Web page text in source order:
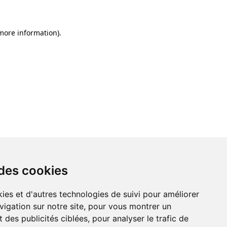
cookies
et d'autres technologies de suivi pour améliorer
sur notre site, pour vous montrer un
des publicités ciblées, pour analyser le trafic de
information).